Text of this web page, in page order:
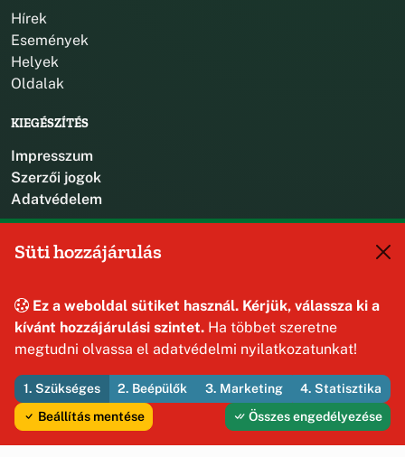
Hírek
Események
Helyek
Oldalak
KIEGÉSZÍTÉS
Impresszum
Szerzői jogok
Adatvédelem
8192 Hajmáskér, Kossuth Lajos u. 31.
© 2026 Hajmáskér Község Önkormányzata — Minden jog
fenntartva
Fejleszti és üzemelteti az Útirány
Süti hozzájárulás
Ez a weboldal sütiket használ. Kérjük, válassza ki a
kívánt hozzájárulási szintet. Ha többet szeretne
megtudni olvassa el adatvédelmi nyilatkozatunkat!
1. Szükséges 2. Beépülők 3. Marketing
4. Statisztika
Beállítás mentése
Összes engedélyezése